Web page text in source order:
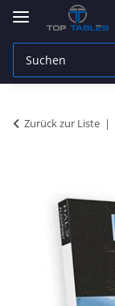
Zurück zur Liste